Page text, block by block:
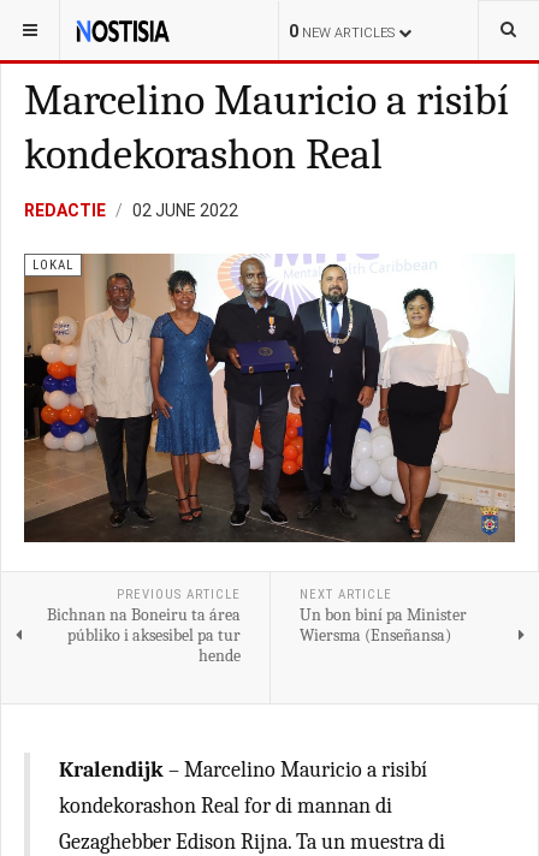
0 NEW ARTICLES
YOU ARE HERE: BONAIRE LOKAL
Marcelino Mauricio a risibí
kondekorashon Real
REDACTIE 02 JUNE 2022
LOKAL
PREVIOUS ARTICLE
Bichnan na Boneiru ta área
públiko i aksesibel pa tur
hende
NEXT ARTICLE
Un bon biní pa Minister
Wiersma (Enseñansa)
Kralendijk– Marcelino Mauricio a risibí
kondekorashon Real for di mannan di
Gezaghebber Edison Rijna. Ta un muestra di